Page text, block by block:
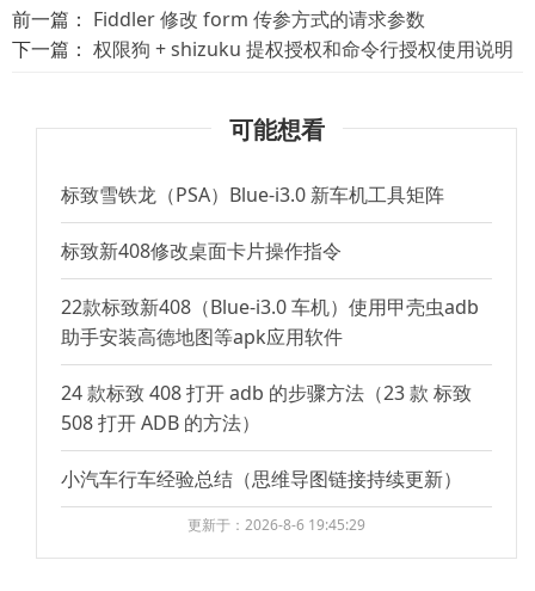
前一篇： Fiddler 修改 form 传参方式的请求参数
下一篇： 权限狗 + shizuku 提权授权和命令行授权使用说明
可能想看
标致雪铁龙（PSA）Blue-i3.0 新车机工具矩阵
标致新408修改桌面卡片操作指令
22款标致新408（Blue-i3.0 车机）使用甲壳虫adb
助手安装高德地图等apk应用软件
24 款标致 408 打开 adb 的步骤方法（23 款 标致
508 打开 ADB 的方法）
小汽车行车经验总结（思维导图链接持续更新）
更新于：2026-8-6 19:45:29